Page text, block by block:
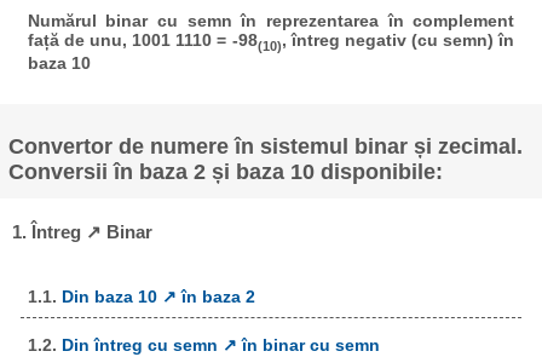
Numărul binar cu semn în reprezentarea în complement
față de unu, 1001 1110 = -98(10), întreg negativ (cu semn) în
baza 10
Convertor de numere în sistemul binar și zecimal.
Conversii în baza 2 și baza 10 disponibile:
1. Întreg ↗ Binar
1.1. Din baza 10 ↗ în baza 2
1.2. Din întreg cu semn ↗ în binar cu semn